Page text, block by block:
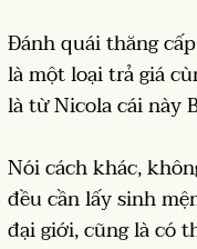
Đánh quái thăng
là một loại trả giá
là từ Nicola cái này
Nói cách khác,
đều cần lấy sinh
đại giới, cũng là có